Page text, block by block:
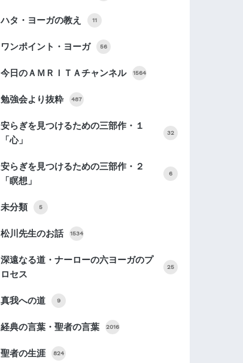
ハタ・ヨーガの教え 11
ワンポイント・ヨーガ 56
今日のＡＭＲＩＴＡチャンネル 1564
勉強会より抜粋 487
安らぎを見つけるための三部作・１
「心」
32
安らぎを見つけるための三部作・２
「瞑想」
6
未分類 5
松川先生のお話 1534
深遠なる道・ナーローの六ヨーガのプ
ロセス
25
真我への道 9
経典の言葉・聖者の言葉 2016
聖者の生涯 824